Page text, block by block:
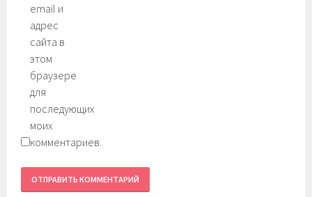
email и
адрес
сайта в
этом
браузере
для
последующих
моих
комментариев.